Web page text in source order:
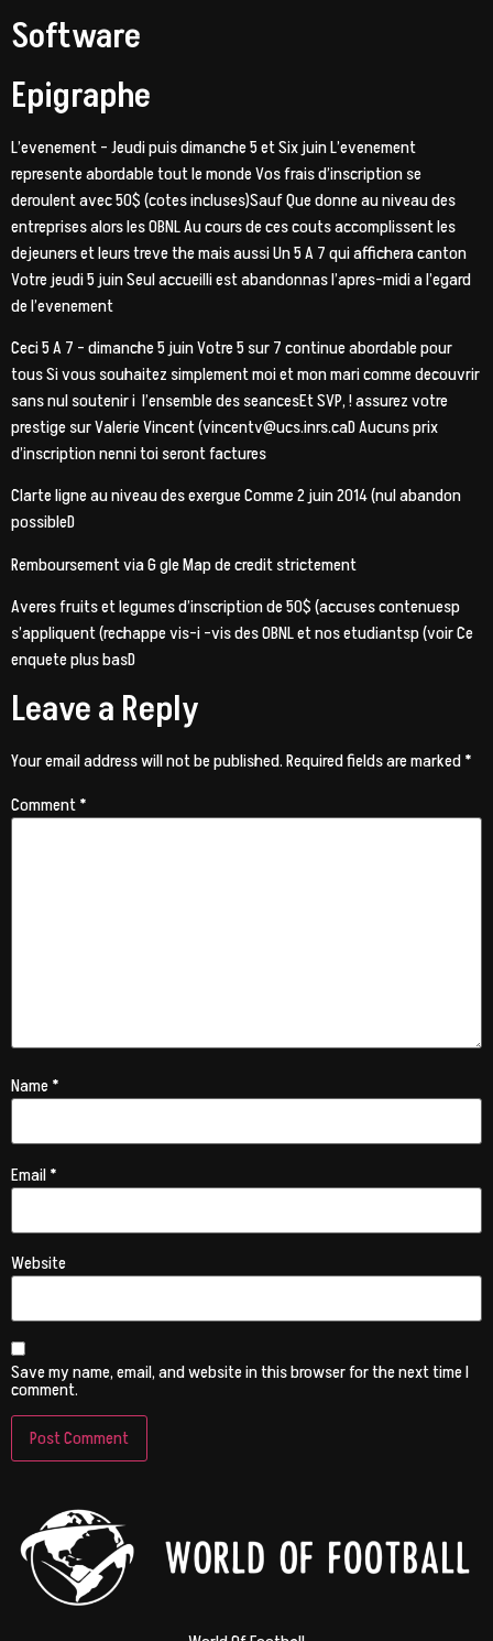
Software
Epigraphe
L’evenement – Jeudi puis dimanche 5 et Six juin L’evenement
represente abordable tout le monde Vos frais d’inscription se
deroulent avec 50$ (cotes incluses)Sauf Que donne au niveau des
entreprises alors les OBNL Au cours de ces couts accomplissent les
dejeuners et leurs treve the mais aussi Un 5 A 7 qui affichera canton
Votre jeudi 5 juin Seul accueilli est abandonnas l’apres-midi a l’egard
de l’evenement
Ceci 5 A 7 – dimanche 5 juin Votre 5 sur 7 continue abordable pour
tous Si vous souhaitez simplement moi et mon mari comme decouvrir
sans nul soutenir i l’ensemble des seancesEt SVP, ! assurez votre
prestige sur Valerie Vincent (vincentv@ucs.inrs.caD Aucuns prix
d’inscription nenni toi seront factures
Clarte ligne au niveau des exergue Comme 2 juin 2014 (nul abandon
possibleD
Remboursement via G gle Map de credit strictement
Averes fruits et legumes d’inscription de 50$ (accuses contenuesp
s’appliquent (rechappe vis-i -vis des OBNL et nos etudiantsp (voir Ce
enquete plus basD
Leave a Reply
Your email address will not be published.Required fields are marked*
Comment*
Name*
Email*
Website
Save my name, email, and website in this browser for the next time I
comment.